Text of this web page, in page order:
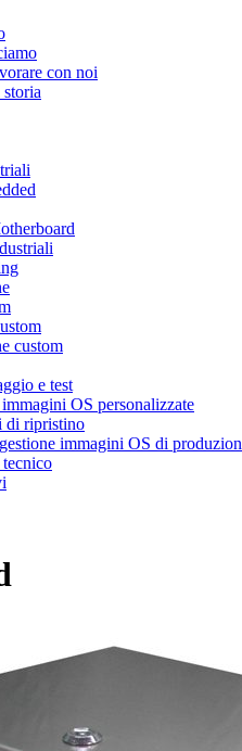
con noi
custom
e test
OS personalizzate
di ripristino
immagini OS di